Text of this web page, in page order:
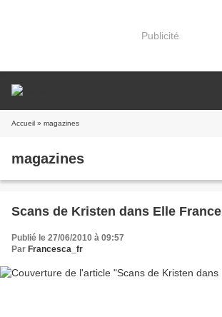
Publicité
Accueil » magazines
magazines
Scans de Kristen dans Elle France
Publié le 27/06/2010 à 09:57
Par Francesca_fr